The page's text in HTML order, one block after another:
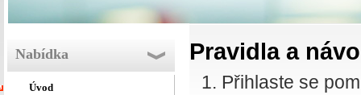
Nabídka
Úvod
Pravidla a
Přihlaste se